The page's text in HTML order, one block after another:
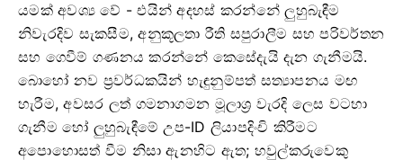
යමක් අවශ්‍ය වේ - එයින් අදහස් කරන්නේ ලුහුබැඳීම
නිවැරදිව සැකසීම, අනුකූලතා රීති සපුරාලීම සහ පරිවර්තන
සහ ගෙවීම් ගණනය කරන්නේ කෙසේදැයි දැන ගැනීමයි.
බොහෝ නව ප්‍රවර්ධකයින් හැඳුනුම්පත් සත්‍යාපනය මඟ
හැරීම, අවසර ලත් ගමනාගමන මූලාශ්‍ර වැරදි ලෙස වටහා
ගැනීම හෝ ලුහුබැඳීමේ උප-ID ලියාපදිංචි කිරීමට
අපොහොසත් වීම නිසා ඇනහිට ඇත; හවුල්කරුවෙකු